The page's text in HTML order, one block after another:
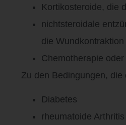
Kortikosteroide, die
nichtsteroidale
die
Chemotherapie
Zu den Bedingungen,
Diabetes
rheumatoide Arthritis